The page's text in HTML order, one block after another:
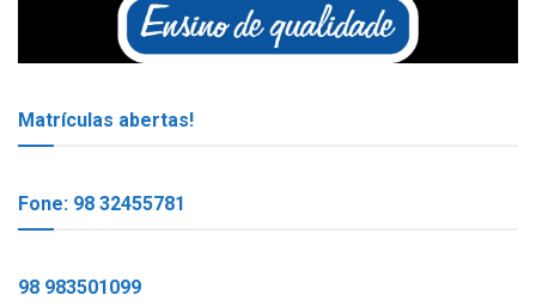
Matrículas abertas!
Fone: 98 32455781
98 983501099